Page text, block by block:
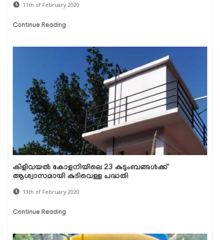
11th of February 2020
Continue Reading
കിളിവയല്‍ കോളനിയിലെ 23 കുടുംബങ്ങള്‍ക്ക്
ആശ്വാസമായി കുടിവെള്ള പദ്ധതി
13th of February 2020
Continue Reading